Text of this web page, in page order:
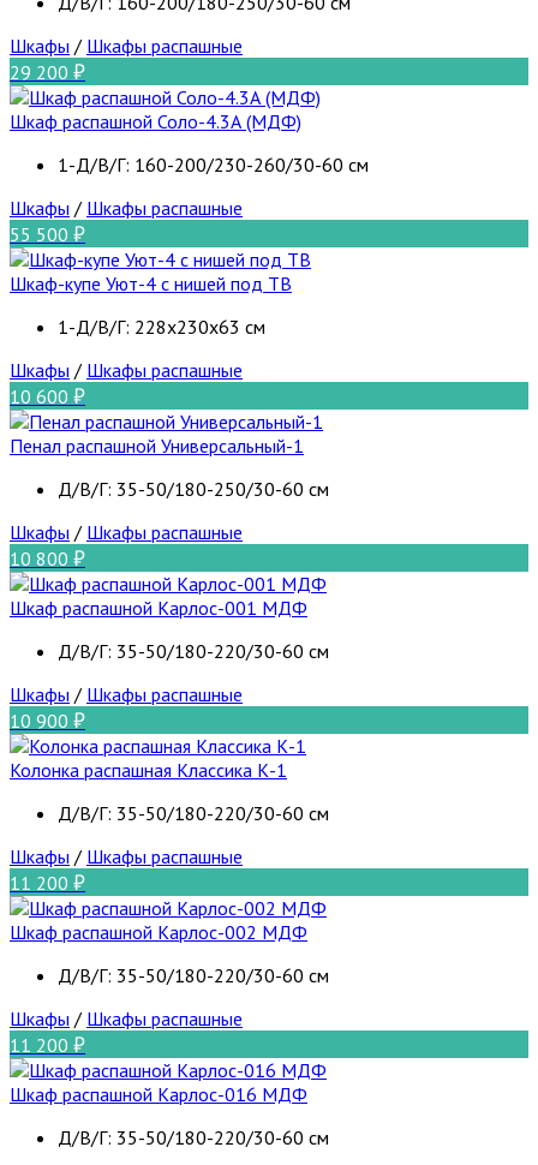
Шкафы / Шкафы распашные
29 200
Шкаф распашной Соло-4.3А (МДФ)
1-Д/В/Г: 160-200/230-260/30-60 см
Шкафы / Шкафы распашные
55 500
Шкаф-купе Уют-4 с нишей под ТВ
1-Д/В/Г: 228х230х63 см
Шкафы / Шкафы распашные
10 600
Пенал распашной Универсальный-1
Д/В/Г: 35-50/180-250/30-60 см
Шкафы / Шкафы распашные
10 800
Шкаф распашной Карлос-001 МДФ
Д/В/Г: 35-50/180-220/30-60 см
Шкафы / Шкафы распашные
10 900
Колонка распашная Классика К-1
Д/В/Г: 35-50/180-220/30-60 см
Шкафы / Шкафы распашные
11 200
Шкаф распашной Карлос-002 МДФ
Д/В/Г: 35-50/180-220/30-60 см
Шкафы / Шкафы распашные
11 200
Шкаф распашной Карлос-016 МДФ
Д/В/Г: 35-50/180-220/30-60 см